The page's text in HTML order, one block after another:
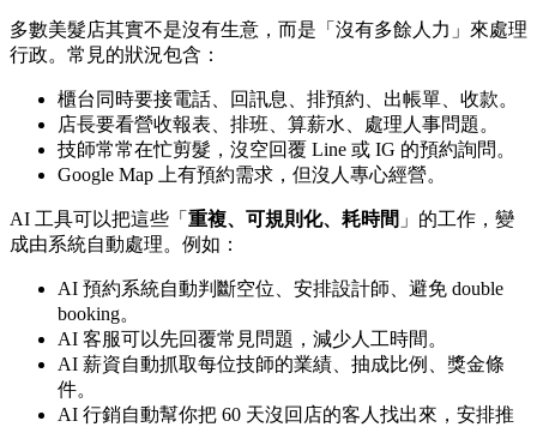
多數美髮店其實不是沒有生意，而是「沒有多餘人力」來處理
行政。常見的狀況包含：
櫃台同時要接電話、回訊息、排預約、出帳單、收款。
店長要看營收報表、排班、算薪水、處理人事問題。
技師常常在忙剪髮，沒空回覆 Line 或 IG 的預約詢問。
Google Map 上有預約需求，但沒人專心經營。
AI 工具可以把這些「 重複、可規則化、耗時間 」的工作，變
成由系統自動處理。例如：
AI 預約系統自動判斷空位、安排設計師、避免 double
booking。
AI 客服可以先回覆常見問題，減少人工時間。
AI 薪資自動抓取每位技師的業績、抽成比例、獎金條
件。
AI 行銷自動幫你把 60 天沒回店的客人找出來，安排推